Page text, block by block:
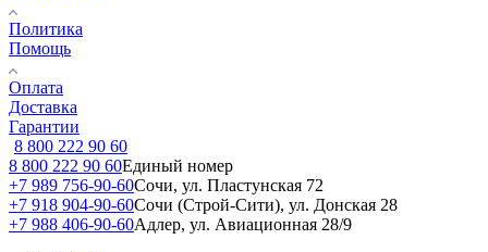
Политика
Помощь
Оплата
Доставка
Гарантии
8 800 222 90 60
8 800 222 90 60Единый номер
+7 989 756-90-60Сочи, ул. Пластунская 72
+7 918 904-90-60Сочи (Строй-Сити), ул. Донская 28
+7 988 406-90-60Адлер, ул. Авиационная 28/9